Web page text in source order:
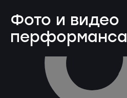
Фото и видео
перформанса